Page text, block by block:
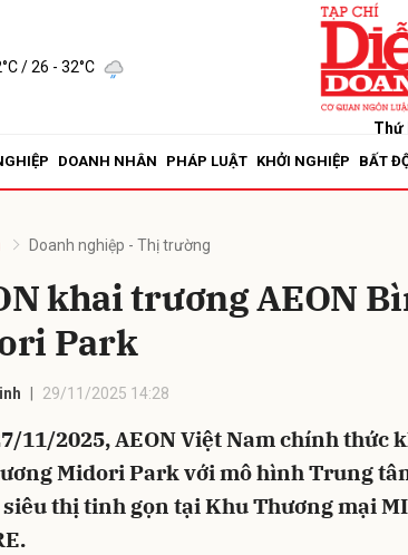
/ 26 - 32°C
Thứ
DOANH NHÂN PHÁP LUẬT KHỞI NGHIỆP BẤT
Doanh nghiệp - Thị trường
khai trương AEON
Park
29/11/2025 14:28
11/2025, AEON Việt Nam chính thức
Midori Park với mô hình Trung
thị tinh gọn tại Khu Thương mại